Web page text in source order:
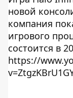
новой
компания
игрового
состоится в
https://